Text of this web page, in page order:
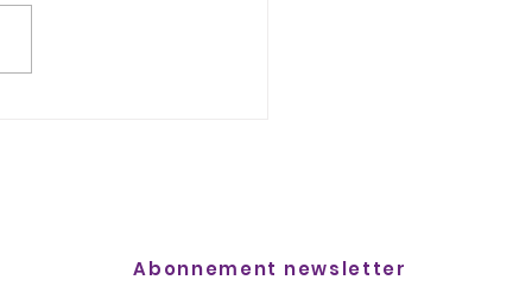
Abonnement newsletter